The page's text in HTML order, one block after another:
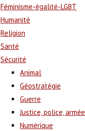
Féminisme-égalité-LGBT
Humanité
Religion
Santé
Sécurité
Animal
Géostratégie
Guerre
Justice, police, armée
Numérique